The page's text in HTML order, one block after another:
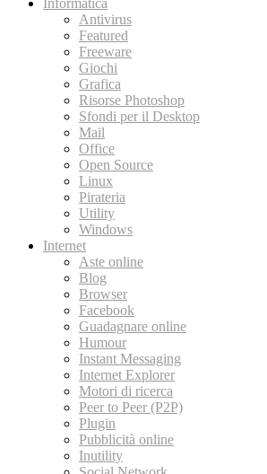
Informatica
Antivirus
Featured
Freeware
Giochi
Grafica
Risorse Photoshop
Sfondi per il Desktop
Mail
Office
Open Source
Linux
Pirateria
Utility
Windows
Internet
Aste online
Blog
Browser
Facebook
Guadagnare online
Humour
Instant Messaging
Internet Explorer
Motori di ricerca
Peer to Peer (P2P)
Plugin
Pubblicità online
Inutility